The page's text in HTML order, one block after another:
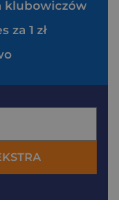
klubowiczów
za 1 zł